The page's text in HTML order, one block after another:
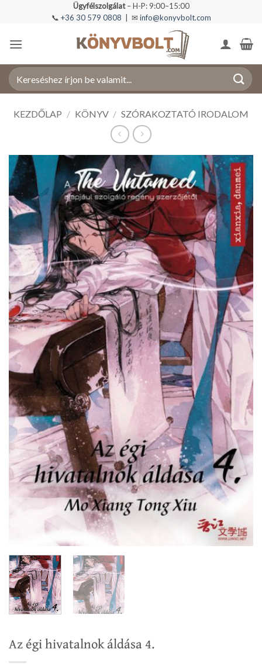
Ügyfélszolgálat– H-P: 9:00–15:00
📞 +36 30 579 0808 | ✉ info@konyvbolt.com
Keresés
a
KEZDŐLAP / KÖNYV / SZÓRAKOZTATÓ IRODALOM
Az égi hivatalnok áldása 4.